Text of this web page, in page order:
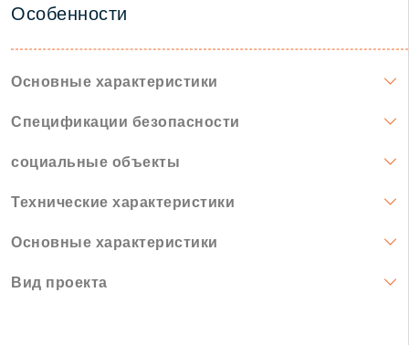
Особенности
Основные характеристики
Спецификации безопасности
социальные объекты
Технические характеристики
Основные характеристики
Вид проекта